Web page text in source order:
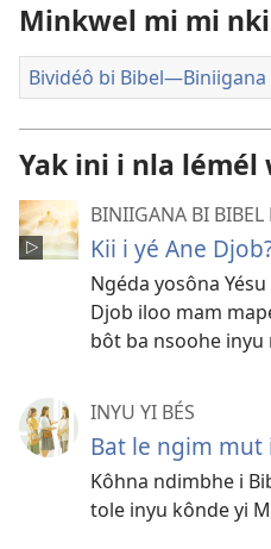
Minkwel mi mi
Bividéô bi Bibel​—Biniigana
Yak ini i nla lémél
BINIIGANA BI BIBEL
Kii i yé Ane
Ngéda yosôna
Djob iloo mam
bôt ba nsoohe inyu
INYU YI BÉS
Bat le ngim mut
Kôhna ndimbhe i
tole inyu kônde yi